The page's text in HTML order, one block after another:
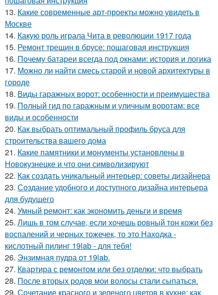
13. Какие современные арт-проекты можно увидеть в
Москве
14. Какую роль играла Чита в революции 1917 года
15. Ремонт трещин в брусе: пошаговая инструкция
16. Почему батареи всегда под окнами: история и логика
17. Можно ли найти смесь старой и новой архитектуры в
городе
18. Виды гаражных ворот: особенности и преимущества
19. Полный гид по гаражным и уличным воротам: все
виды и особенности
20. Как выбрать оптимальный профиль бруса для
строительства вашего дома
21. Какие памятники и монументы установлены в
Новокузнецке и что они символизируют
22. Как создать уникальный интерьер: советы дизайнера
23. Создание удобного и доступного дизайна интерьера
для будущего
24. Умный ремонт: как экономить деньги и время
25. Лишь в том случае, если хочешь ровный тон кожи без
воспалений и черных тожечек, то это Находка -
кислотный пилинг 19lab - для тебя!
26. Энзимная пудра от 19lab.
27. Квартира с ремонтом или без отделки: что выбрать
28. После вторых родов мои волосы стали сыпаться.
29. Сочетание красного и зеленого цветов в кухне: как